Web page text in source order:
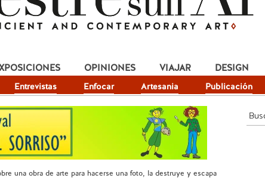
Entrevistas Enfocar Artesania Publicación
OPINIONES VIAJAR DESIGN
una obra de arte para hacerse una foto, la destruye y escapa